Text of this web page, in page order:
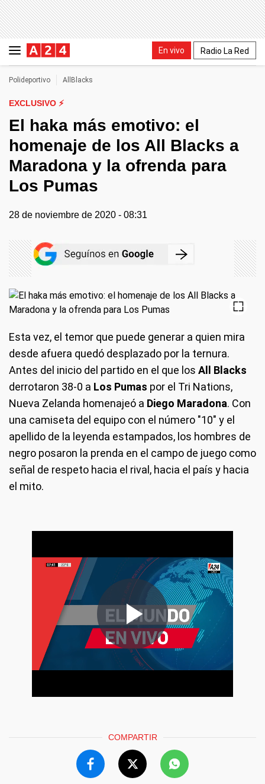
En vivo Radio La Red
Polideportivo AllBlacks
EXCLUSIVO ⚡
El haka más emotivo: el
homenaje de los All Blacks a
Maradona y la ofrenda para
Los Pumas
28 de noviembre de 2020 - 08:31
Esta vez, el temor que puede generar a quien mira
desde afuera quedó desplazado por la ternura.
Antes del inicio del partido en el que los All Blacks
derrotaron 38-0 a Los Pumas por el Tri Nations,
Nueva Zelanda homenajeó a Diego Maradona. Con
una camiseta del equipo con el número "10" y el
apellido de la leyenda estampados, los hombres de
negro posaron la prenda en el campo de juego como
señal de respeto hacia el rival, hacia el país y hacia
el mito.
COMPARTIR